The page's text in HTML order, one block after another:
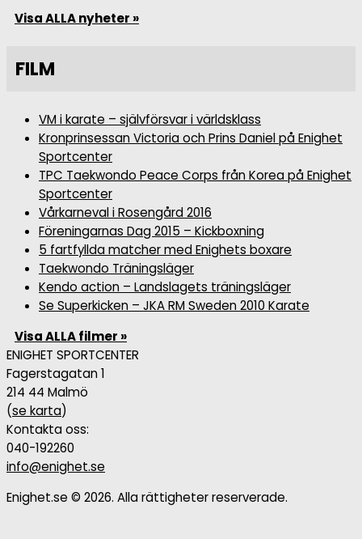
Visa ALLA nyheter »
FILM
VM i karate – självförsvar i världsklass
Kronprinsessan Victoria och Prins Daniel på Enighet
Sportcenter
TPC Taekwondo Peace Corps från Korea på Enighet
Sportcenter
Vårkarneval i Rosengård 2016
Föreningarnas Dag 2015 – Kickboxning
5 fartfyllda matcher med Enighets boxare
Taekwondo Träningsläger
Kendo action – Landslagets träningsläger
Se Superkicken – JKA RM Sweden 2010 Karate
Visa ALLA filmer »
ENIGHET SPORTCENTER
Fagerstagatan 1
214 44 Malmö
(se karta)
Kontakta oss:
040-192260
info@enighet.se
Enighet.se © 2026. Alla rättigheter reserverade.